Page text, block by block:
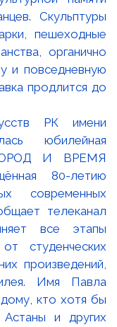
РК имени
юбилейная
И ВРЕМЯ
80-летию
современных
телеканал
все этапы
студенческих
произведений,
Имя Павла
кто хотя бы
и других